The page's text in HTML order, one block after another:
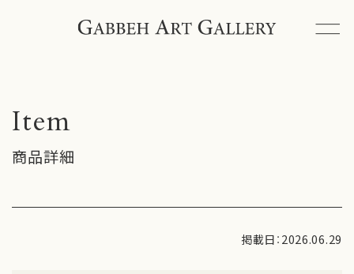
ギャッベアートギャラリーとは
ペルシャ絨毯とは
Item
商品詳細
掲載日：2026.06.29